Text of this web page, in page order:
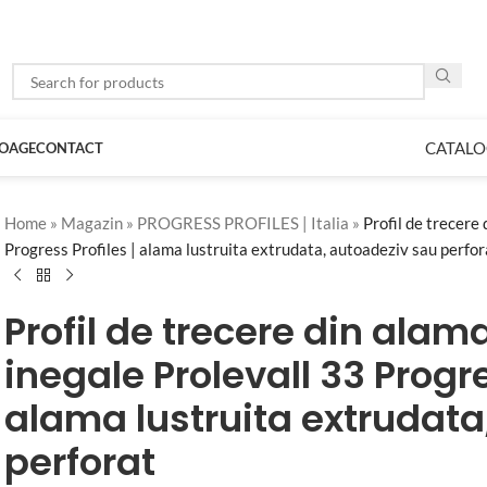
CONTACT
Home » Magazin » PROGRESS PROFILES | Italia » Profil de trecere
Progress Profiles | alama lustruita extrudata, autoadeziv sau
Profil de trecere din
inegale Prolevall 33
alama lustruita
perforat